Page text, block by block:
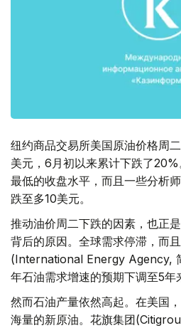
纽约商品交易所美国原油价格周
美元，6月初以来累计下跌了
最低的收盘水平，而且一些分析
跌至多10美元。
推动油价周二下跌的因素，也正
背后的原因。全球需求停滞，而
(International Energy Agency,
年石油需求增速的预期下调至5年
然而石油产量依然高起。在美国
海量的新原油。花旗集团